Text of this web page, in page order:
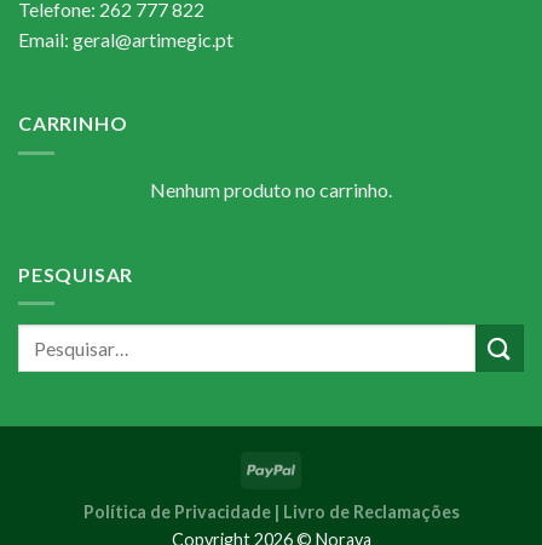
Telefone: 262 777 822
Email: geral@artimegic.pt
CARRINHO
Nenhum produto no carrinho.
PESQUISAR
Política de Privacidade | Livro de Reclamações
Copyright 2026 © Noraya